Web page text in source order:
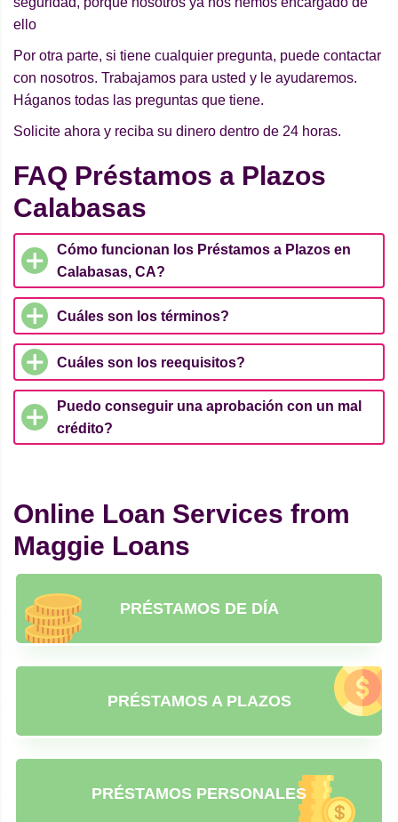
ello
Por otra parte, si tiene cualquier pregunta, puede contactar
con nosotros. Trabajamos para usted y le ayudaremos.
Háganos todas las preguntas que tiene.
Solicite ahora y reciba su dinero dentro de 24 horas.
FAQ Préstamos a Plazos
Calabasas
Cómo funcionan los Préstamos a Plazos en
Calabasas, CA?
Cuáles son los términos?
Cuáles son los reequisitos?
Puedo conseguir una aprobación con un mal
crédito?
Online Loan Services from
Maggie Loans
PRÉSTAMOS DE DÍA
PRÉSTAMOS A PLAZOS
PRÉSTAMOS PERSONALES